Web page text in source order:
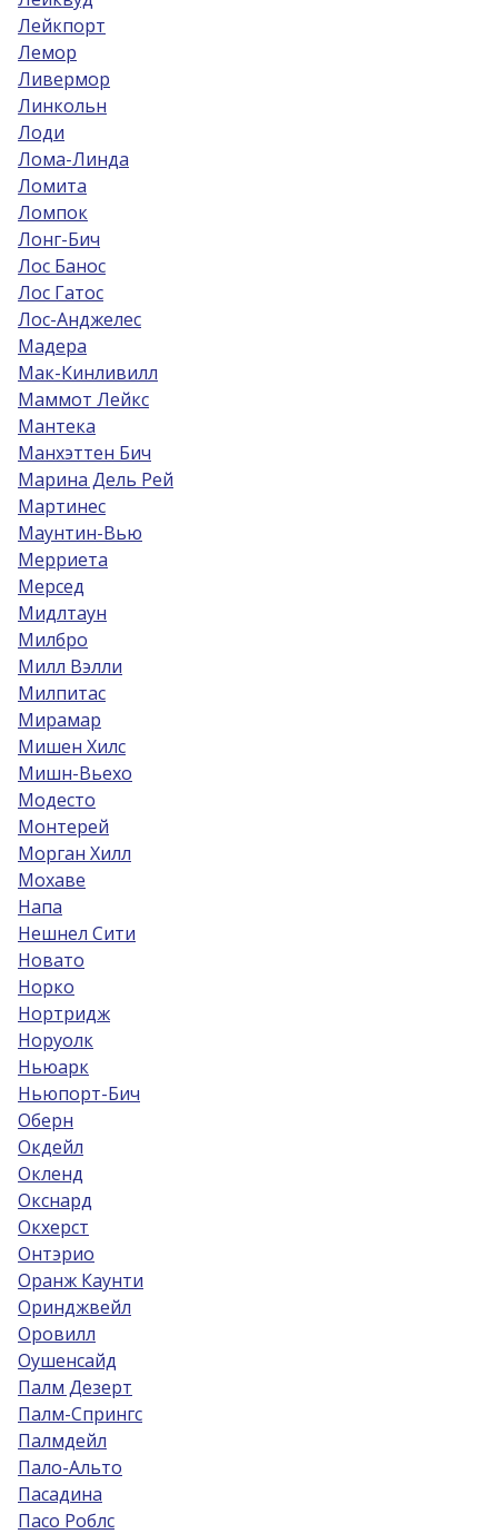
Лейкпорт
Лемор
Ливермор
Линкольн
Лоди
Лома-Линда
Ломита
Ломпок
Лонг-Бич
Лос Банос
Лос Гатос
Лос-Анджелес
Мадера
Мак-Кинливилл
Маммот Лейкс
Мантека
Манхэттен Бич
Марина Дель Рей
Мартинес
Маунтин-Вью
Мерриета
Мерсед
Мидлтаун
Милбро
Милл Вэлли
Милпитас
Мирамар
Мишен Хилс
Мишн-Вьехо
Модесто
Монтерей
Морган Хилл
Мохаве
Напа
Нешнел Сити
Новато
Норко
Нортридж
Норуолк
Ньюарк
Ньюпорт-Бич
Оберн
Окдейл
Окленд
Окснард
Окхерст
Онтэрио
Оранж Каунти
Оринджвейл
Оровилл
Оушенсайд
Палм Дезерт
Палм-Спрингс
Палмдейл
Пало-Альто
Пасадина
Пасо Роблс